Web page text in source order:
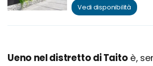
Vedi disponibilità
Ueno nel distretto di Taito è,